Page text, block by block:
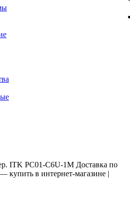
ITK PC01-C6U-1M Доставка по
купить в интернет-магазине |